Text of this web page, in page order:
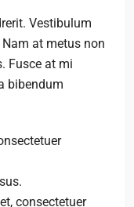
Vestibulum
at metus non
Fusce at mi
bibendum
consectetuer